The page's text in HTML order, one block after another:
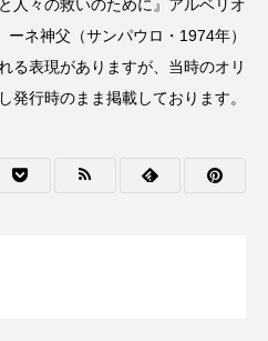
人々の救いのために』アルベリオ
ーネ神父（サンパウロ・1974年）
る表現がありますが、当時のオリ
発行時のまま掲載しております。